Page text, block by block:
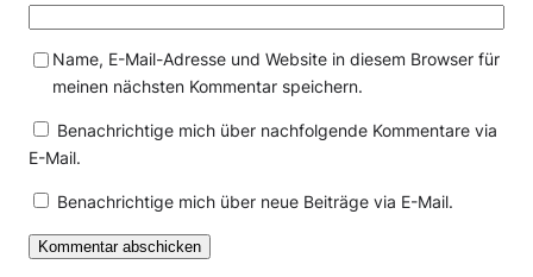
Name, E-Mail-Adresse und Website in diesem Browser für
meinen nächsten Kommentar speichern.
Benachrichtige mich über nachfolgende Kommentare via
E-Mail.
Benachrichtige mich über neue Beiträge via E-Mail.